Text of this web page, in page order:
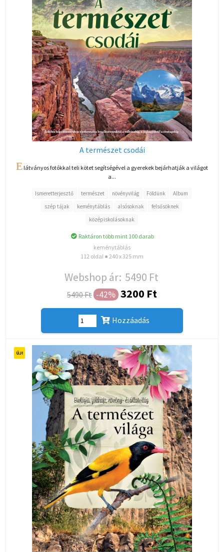
A természet csodái
E látványos fotókkal teli kötet segítségével a gyerekek bejárhatják a világot
a...
Ismeretterjesztő természet növényvilág Földünk
Album
szép tájak
keménytáblás alsósoknak
felsősöknek
középiskolásoknak
Raktáron több mint 100 darab
keménytáblás
112 oldal ● 240 x 325 mm
Webshop ár: 5490 Ft
5490 Ft -42% 3200 Ft
Hozzáadás